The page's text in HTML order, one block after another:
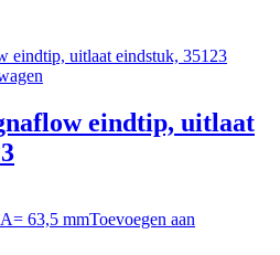
eindtip, uitlaat
Toevoegen aan